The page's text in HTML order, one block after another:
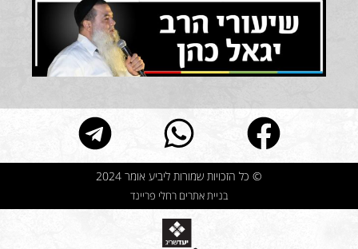
© כל הזכויות שמורות ליביע אומר 2024
בניית אתרים רחלי פריינד